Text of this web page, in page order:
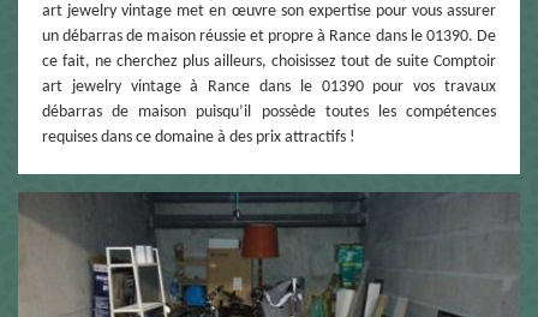
art jewelry vintage met en œuvre son expertise pour vous assurer
un débarras de maison réussie et propre à Rance dans le 01390. De
ce fait, ne cherchez plus ailleurs, choisissez tout de suite Comptoir
art jewelry vintage à Rance dans le 01390 pour vos travaux
débarras de maison puisqu’il possède toutes les compétences
requises dans ce domaine à des prix attractifs !